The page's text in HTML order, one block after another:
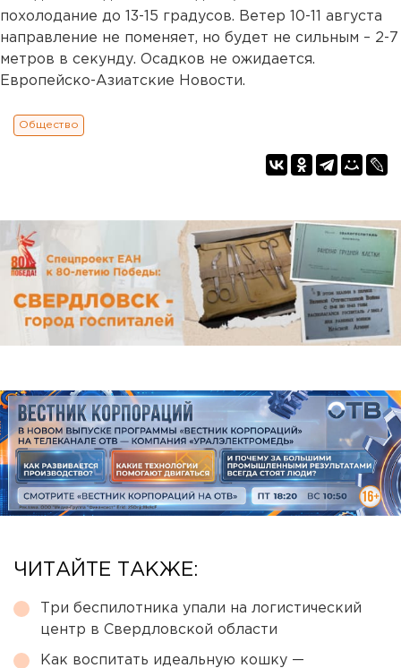
похолодание до 13-15 градусов. Ветер 10-11 августа
направление не поменяет, но будет не сильным – 2-7
метров в секунду. Осадков не ожидается.
Европейско-Азиатские Новости.
Общество
ЧИТАЙТЕ ТАКЖЕ:
Три беспилотника упали на логистический
центр в Свердловской области
Как воспитать идеальную кошку —